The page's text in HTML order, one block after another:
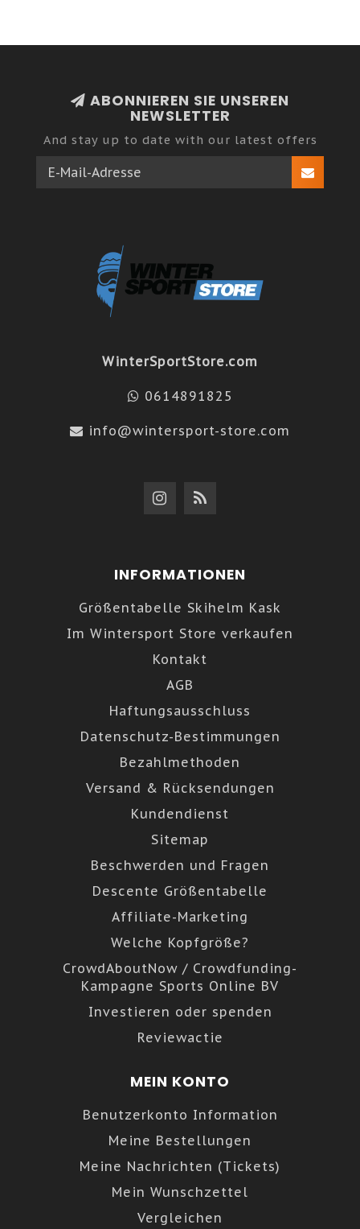
ABONNIEREN SIE UNSEREN
NEWSLETTER
And stay up to date with our latest offers
WinterSportStore.com
0614891825
info@wintersport-store.com
INFORMATIONEN
Größentabelle Skihelm Kask
Im Wintersport Store verkaufen
Kontakt
AGB
Haftungsausschluss
Datenschutz-Bestimmungen
Bezahlmethoden
Versand & Rücksendungen
Kundendienst
Sitemap
Beschwerden und Fragen
Descente Größentabelle
Affiliate-Marketing
Welche Kopfgröße?
CrowdAboutNow / Crowdfunding-
Kampagne Sports Online BV
Investieren oder spenden
Reviewactie
MEIN KONTO
Benutzerkonto Information
Meine Bestellungen
Meine Nachrichten (Tickets)
Mein Wunschzettel
Vergleichen